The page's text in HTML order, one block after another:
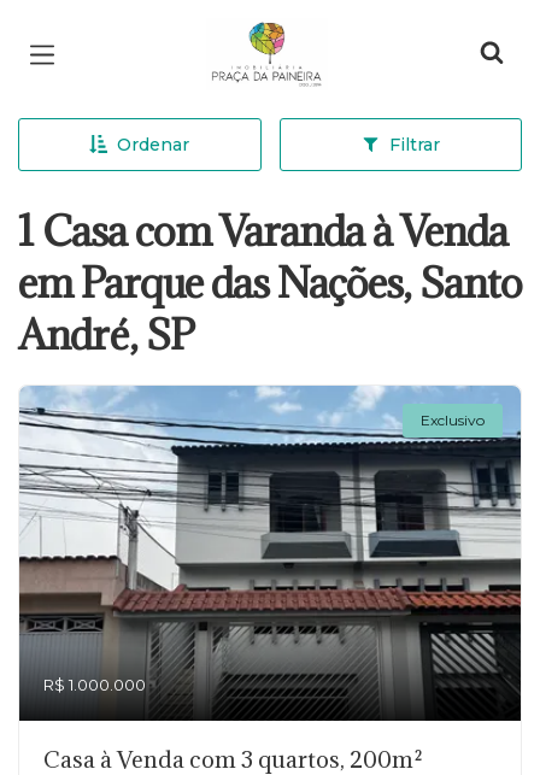
Página inicial
Ordenar Filtrar
1 Casa com Varanda à Venda
em Parque das Nações, Santo
André, SP
Exclusivo
R$ 1.000.000
Casa à Venda com 3 quartos, 200m²